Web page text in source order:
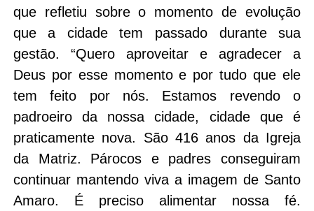
que refletiu sobre o momento de evolução
que a cidade tem passado durante sua
gestão. “Quero aproveitar e agradecer a
Deus por esse momento e por tudo que ele
tem feito por nós. Estamos revendo o
padroeiro da nossa cidade, cidade que é
praticamente nova. São 416 anos da Igreja
da Matriz. Párocos e padres conseguiram
continuar mantendo viva a imagem de Santo
Amaro. É preciso alimentar nossa fé.